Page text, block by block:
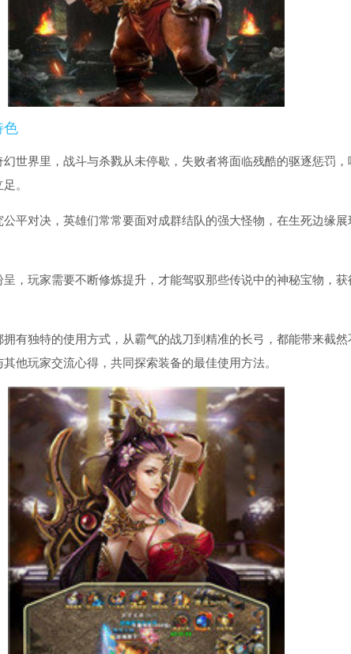
色
世界里，战斗与杀戮从未停歇，失败者将面临残酷的驱逐惩罚，
。
平对决，英雄们常常要面对成群结队的强大怪物，在生死边缘展
，玩家需要不断修炼提升，才能驾驭那些传说中的神秘宝物，获
有独特的使用方式，从霸气的战刀到精准的长弓，都能带来截然
他玩家交流心得，共同探索装备的最佳使用方法。